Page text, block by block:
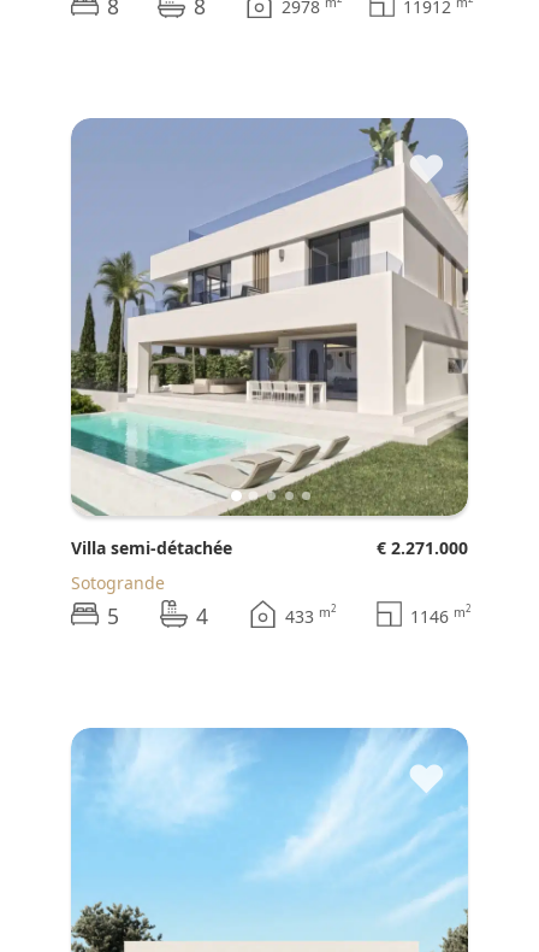
8 8 2978 11912
♥
Villa semi-détachée
€ 2.271.000
Sotogrande
5 4 433 m2 1146 m2
♥